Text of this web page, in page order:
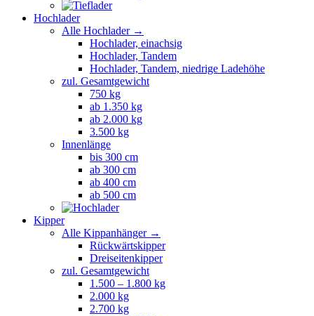
Hochlader
Alle Hochlader →
Hochlader, einachsig
Hochlader, Tandem
Hochlader, Tandem, niedrige Ladehöhe
zul. Gesamtgewicht
750 kg
ab 1.350 kg
ab 2.000 kg
3.500 kg
Innenlänge
bis 300 cm
ab 300 cm
ab 400 cm
ab 500 cm
Kipper
Alle Kippanhänger →
Rückwärtskipper
Dreiseitenkipper
zul. Gesamtgewicht
1.500 – 1.800 kg
2.000 kg
2.700 kg